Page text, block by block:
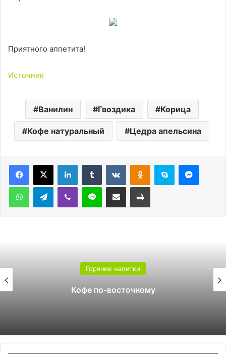
Приятного аппетита!
Источник
Ванилин Гвоздика Корица
Кофе натуральный Цедра апельсина
LinkedInTumblr ВконтактеОдноклассники
Skype
WhatsAppTelegramViber Line Поделиться через электронную почту Печатать
Кофе по-восточному